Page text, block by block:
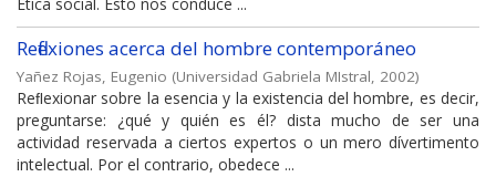
Etica social. Esto nos conduce ...
Reflexiones acerca del hombre contemporáneo
Yañez Rojas, Eugenio (Universidad Gabriela MIstral, 2002)
Reﬂexionar sobre la esencia y la existencia del hombre, es decir,
preguntarse: ¿qué y quién es él? dista mucho de ser una
actividad reservada a ciertos expertos o un mero dívertimento
intelectual. Por el contrario, obedece ...